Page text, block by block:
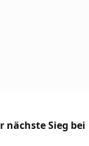
nächste Sieg bei